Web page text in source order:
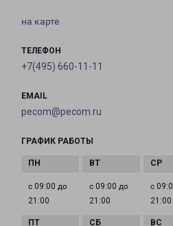
на карте
ТЕЛЕФОН
+7(495) 660-11-11
EMAIL
pecom@pecom.ru
ГРАФИК РАБОТЫ
с 09:00 до
21:00
с 09:00 до
21:00
с
21:00